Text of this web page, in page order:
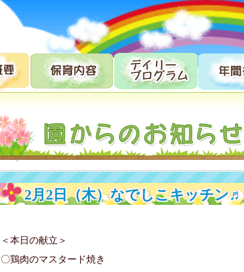
2月2日（木）なでしこキッチン♬
＜本日の献立＞
〇鶏肉のマスタード焼き